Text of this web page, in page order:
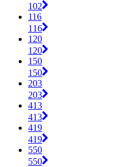
102
116
116
120
120
150
150
203
203
413
413
419
419
550
550